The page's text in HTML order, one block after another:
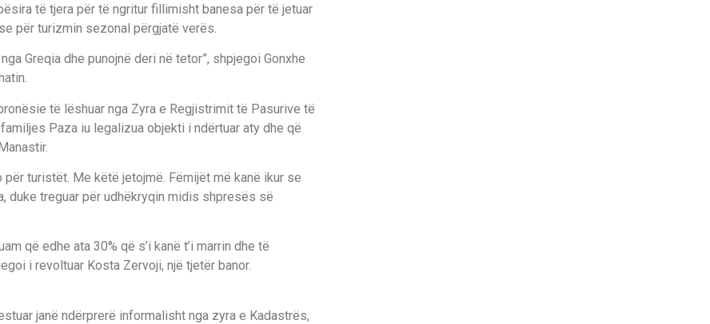
të tjera për të ngritur fillimisht banesa për të jetuar
për turizmin sezonal përgjatë verës.
Greqia dhe punojnë deri në tetor”, shpjegoi Gonxhe
të lëshuar nga Zyra e Regjistrimit të Pasurive të
Paza iu legalizua objekti i ndërtuar aty dhe që
turistët. Me këtë jetojmë. Fëmijët më kanë ikur se
duke treguar për udhëkryqin midis shpresës së
që edhe ata 30% që s’i kanë t’i marrin dhe të
i revoltuar Kosta Zervoji, një tjetër banor.
janë ndërprerë informalisht nga zyra e Kadastrës,